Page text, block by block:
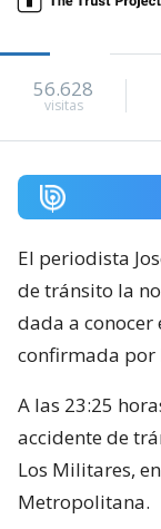
56.628
visitas
El periodista
de tránsito la
dada a conocer
confirmada por
A las 23:25
accidente de
Los Militares,
Metropolitana.